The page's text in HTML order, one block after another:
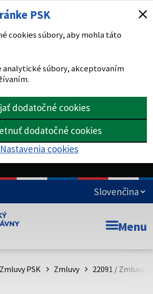
PSK
cookies súbory, aby mohla táto
analytické súbory, akceptovaním
dodatočné cookies
dodatočné cookies
Nastavenia cookies
stránka Prešovského
Menu
Zmluvy PSK Zmluvy 22091 / Zmluva